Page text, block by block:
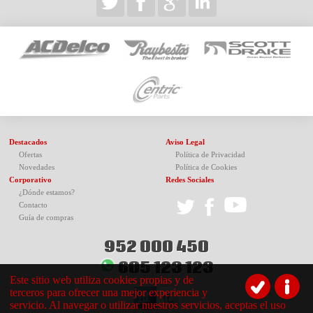
Destacados
Ofertas
Novedades
Corporativo
¿Dónde estamos?
Contacto
Guía de compras
Aviso Legal
Política de Privacidad
Política de Cookies
Redes Sociales
952 000 450
605 123 123
Este sitio web utiliza cookies propias y de
terceros para ofrecer una mejor experiencia y
servicio. Al navegar o utilizar nuestros servicios, aceptas el uso